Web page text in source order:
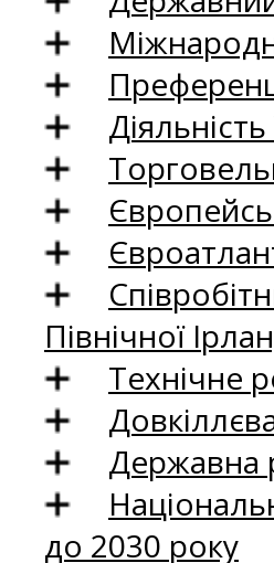
Північної
Технічне
Державна
до 2030 року